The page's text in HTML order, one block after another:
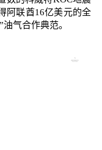
阿联酋16亿美元的全
气合作典范。